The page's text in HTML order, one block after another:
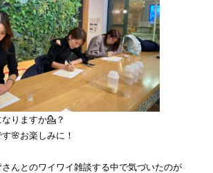
りますか💁？
🌸お楽しみに！
んとのワイワイ雑談する中で気づいたのが